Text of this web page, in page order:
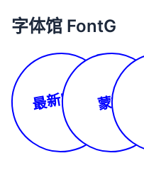
字体馆 FontG
最新字体 蒙文